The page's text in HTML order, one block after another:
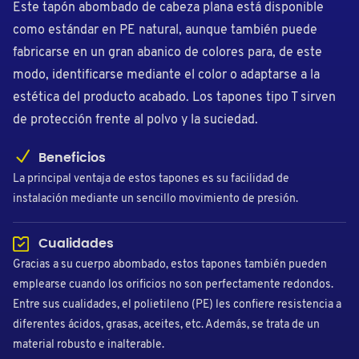
Este tapón abombado de cabeza plana está disponible
como estándar en PE natural, aunque también puede
fabricarse en un gran abanico de colores para, de este
modo, identificarse mediante el color o adaptarse a la
estética del producto acabado. Los tapones tipo T sirven
de protección frente al polvo y la suciedad.
Beneficios
La principal ventaja de estos tapones es su facilidad de
instalación mediante un sencillo movimiento de presión.
Cualidades
Gracias a su cuerpo abombado, estos tapones también pueden
emplearse cuando los orificios no son perfectamente redondos.
Entre sus cualidades, el polietileno (PE) les confiere resistencia a
diferentes ácidos, grasas, aceites, etc. Además, se trata de un
material robusto e inalterable.